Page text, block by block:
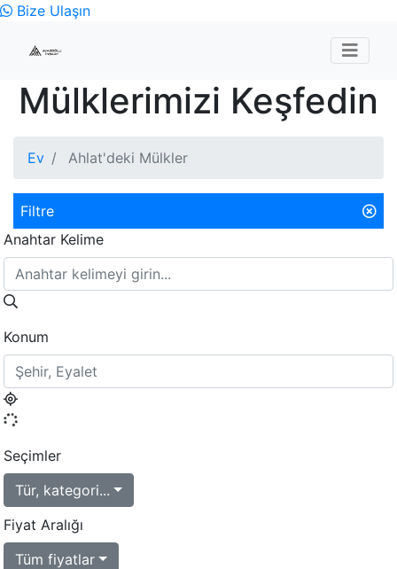
Bize Ulaşın
Mülklerimizi Keşfedin
Ev Ahlat'deki Mülkler
Filtre
Anahtar Kelime
Konum
Seçimler
Tür, kategori...
Fiyat Aralığı
Tüm fiyatlar